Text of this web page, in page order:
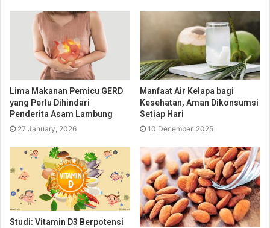
Lima Makanan Pemicu GERD
yang Perlu Dihindari
Penderita Asam Lambung
27 January, 2026
Manfaat Air Kelapa bagi
Kesehatan, Aman Dikonsumsi
Setiap Hari
10 December, 2025
Studi: Vitamin D3 Berpotensi